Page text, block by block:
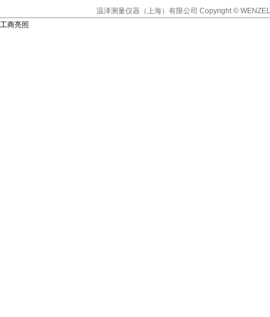
温泽测量仪器（上海）有限公司 Copyright ©
工商亮照